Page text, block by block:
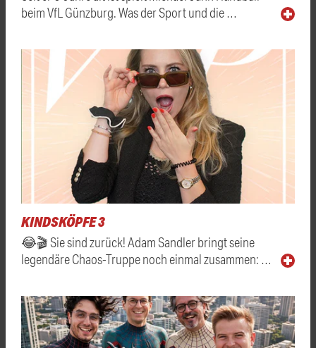
beim VfL Günzburg. Was der Sport und die …
KINDSKÖPFE 3
😂🎬 Sie sind zurück! Adam Sandler bringt seine
legendäre Chaos-Truppe noch einmal zusammen: …